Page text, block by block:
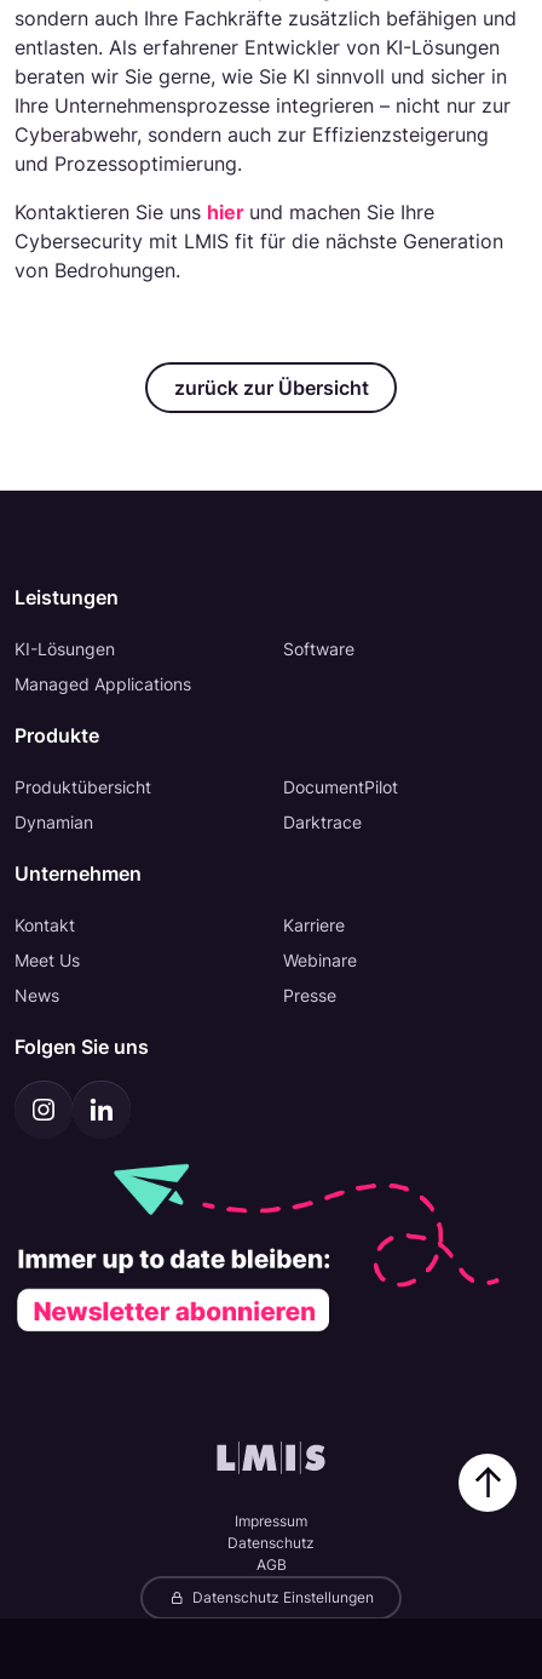
sondern auch Ihre Fachkräfte zusätzlich befähigen und
entlasten. Als erfahrener Entwickler von KI-Lösungen
beraten wir Sie gerne, wie Sie KI sinnvoll und sicher in
Ihre Unternehmensprozesse integrieren – nicht nur zur
Cyberabwehr, sondern auch zur Effizienzsteigerung
und Prozessoptimierung.
Kontaktieren Sie uns hier und machen Sie Ihre
Cybersecurity mit LMIS fit für die nächste Generation
von Bedrohungen.
zurück zur Übersicht
Leistungen
KI-Lösungen
Software
Managed Applications
Produkte
Produktübersicht
DocumentPilot
Dynamian
Darktrace
Unternehmen
Kontakt
Karriere
Meet Us
Webinare
News
Presse
Folgen Sie uns
Impressum
Datenschutz
AGB
Datenschutz Einstellungen